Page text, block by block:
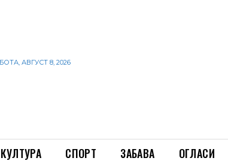
АВГУСТ 8, 2026
КУЛТУРА СПОРТ ЗАБАВА ОГЛАСИ